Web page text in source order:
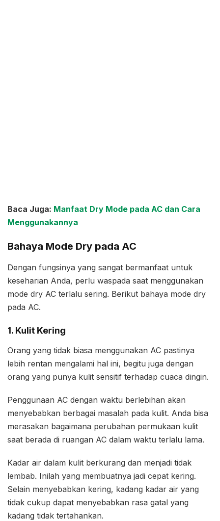
Baca Juga: Manfaat Dry Mode pada AC dan Cara
Menggunakannya
Bahaya Mode Dry pada AC
Dengan fungsinya yang sangat bermanfaat untuk
keseharian Anda, perlu waspada saat menggunakan
mode dry AC terlalu sering. Berikut bahaya mode dry
pada AC.
1. Kulit Kering
Orang yang tidak biasa menggunakan AC pastinya
lebih rentan mengalami hal ini, begitu juga dengan
orang yang punya kulit sensitif terhadap cuaca dingin.
Penggunaan AC dengan waktu berlebihan akan
menyebabkan berbagai masalah pada kulit. Anda bisa
merasakan bagaimana perubahan permukaan kulit
saat berada di ruangan AC dalam waktu terlalu lama.
Kadar air dalam kulit berkurang dan menjadi tidak
lembab. Inilah yang membuatnya jadi cepat kering.
Selain menyebabkan kering, kadang kadar air yang
tidak cukup dapat menyebabkan rasa gatal yang
kadang tidak tertahankan.